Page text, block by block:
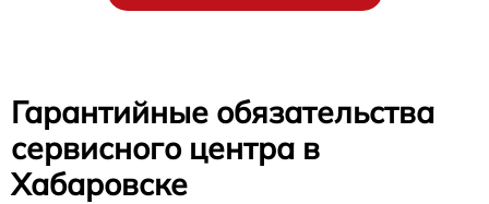
Гарантийные обязательства
сервисного центра в
Хабаровске